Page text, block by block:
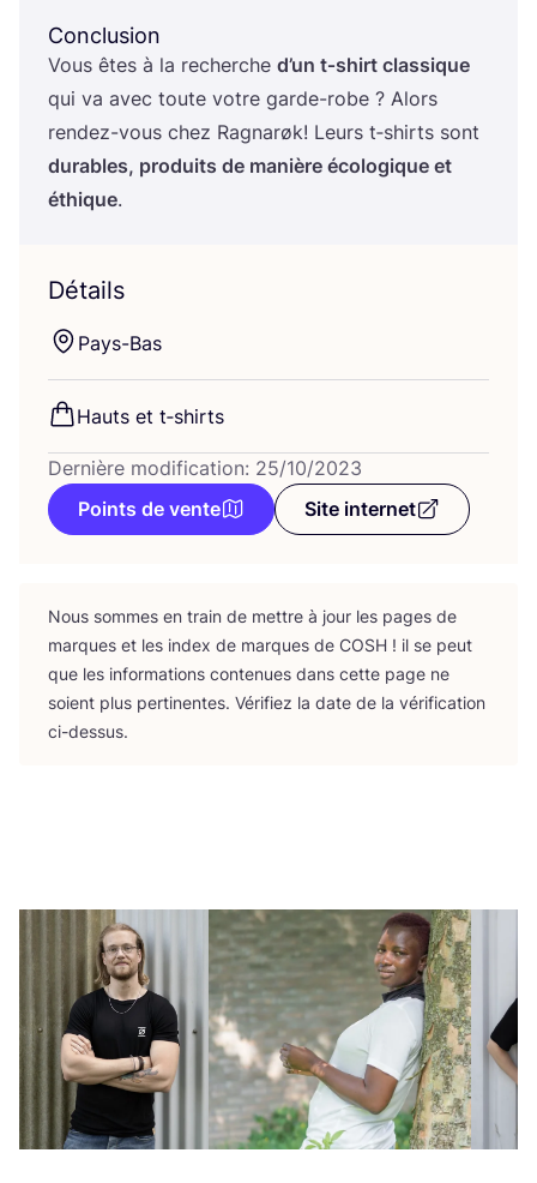
Conclusion
Vous êtes à la recherche d’un t‑shirt clas­sique
qui va avec toute votre garde-robe ? Alors
ren­dez-vous chez Ragnarøk! Leurs t‑shirts sont
durables, pro­duits de manière éco­lo­gique et
éthique.
Détails
Pays-Bas
Hauts et t‑shirts
Dernière modification: 25/10/2023
Points de vente
Site internet
Nous sommes en train de mettre à jour les pages de
marques et les index de marques de COSH ! il se peut
que les infor­ma­tions conte­nues dans cette page ne
soient plus per­ti­nentes. Véri­fiez la date de la véri­fi­ca­tion
ci-dessus.